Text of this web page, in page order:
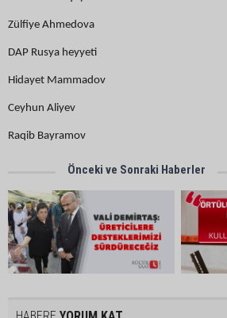
Zülfiye Ahmedova
DAP Rusya heyyeti
Hidayet Mammadov
Ceyhun Aliyev
Raqib Bayramov
Önceki ve Sonraki Haberler